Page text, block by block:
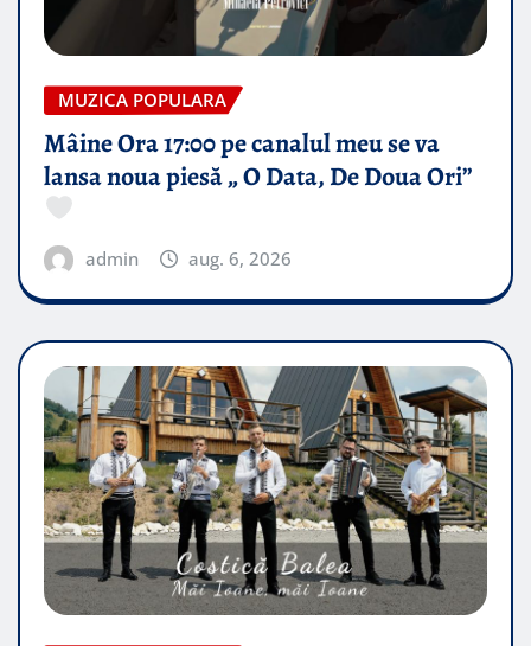
MUZICA POPULARA
Mâine Ora 17:00 pe canalul meu se va
lansa noua piesă „ O Data, De Doua Ori”
admin aug. 6, 2026